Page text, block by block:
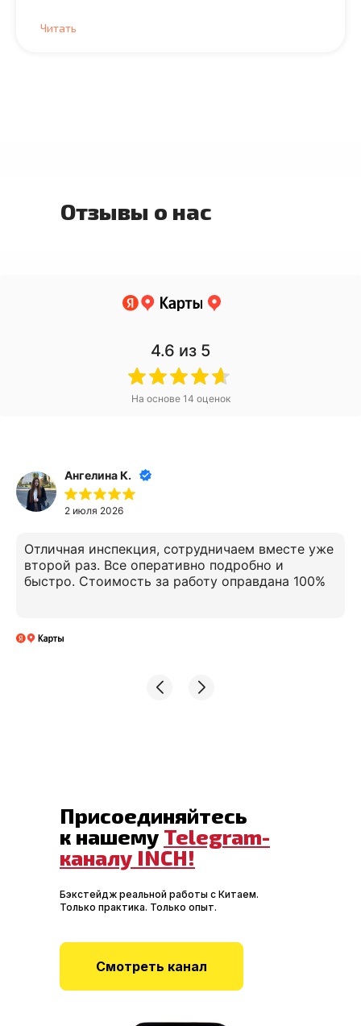
Читать
Отзывы о нас
4.6 из 5
На основе 14 оценок
Ангелина К.
2 июля 2026
Отличная инспекция, сотрудничаем вместе уже
второй раз. Все оперативно подробно и
быстро. Стоимость за работу оправдана 100%
Бэкстейдж реальной работы с Китаем.
Только практика. Только опыт.
Присоединяйтесь
к нашему Telegram-
каналу INCH!
Смотреть канал